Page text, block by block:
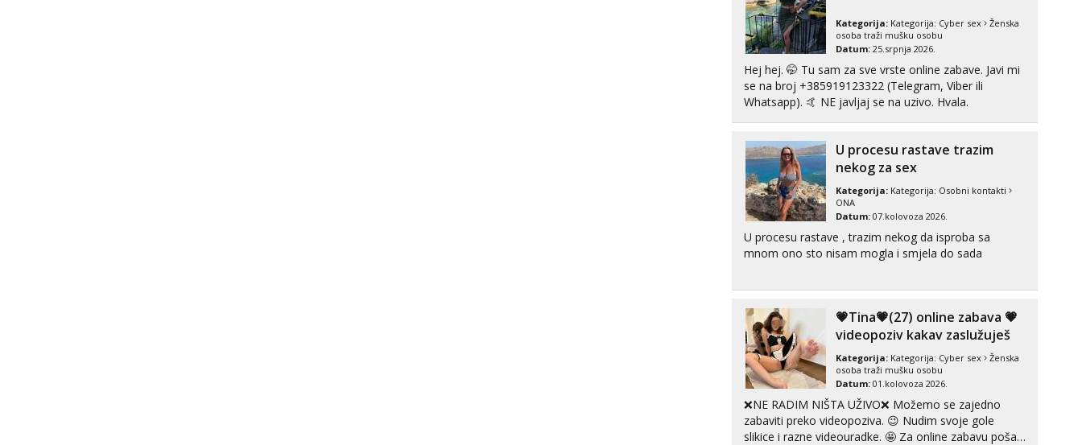
tel:0,93€ - mob:1,12€ min
Obavijesti me kada se oslobodi
Ivančica
Čekam tvoj poziv!
Tel:064/677-677 - Kod: #108
tel:0,93€ - mob:1,12€ min
Čekam tvoj poziv!
Tel: 064/677-677- Kod: #123
tel:0,93€ - mob:1,12€ min
Anđela
Čekam tvoj poziv!
Tel: 064/677-677- Kod: #142
Kategorija: Kategorija: Cyber sex
Ženska
osoba traži mušku osobu
Datum: 25.srpnja 2026.
Hej hej. 🤭 Tu sam za sve vrste online zabave. Javi mi
se na broj +385919123322 (Telegram, Viber ili
Whatsapp). 🤙 NE javljaj se na uzivo. Hvala.
U procesu rastave trazim
nekog za sex
Kategorija: Kategorija: Osobni kontakti
ONA
Datum: 07.kolovoza 2026.
U procesu rastave , trazim nekog da isproba sa
mnom ono sto nisam mogla i smjela do sada
💗Tina💗(27) online zabava 💗
videopoziv kakav zaslužuješ
Kategorija: Kategorija: Cyber sex
Ženska
osoba traži mušku osobu
Datum: 01.kolovoza 2026.
❌NE RADIM NIŠTA UŽIVO❌ Možemo se zajedno
zabaviti preko videopoziva. 😉 Nudim svoje gole
slikice i razne videouradke. 🤩 Za online zabavu pošalji